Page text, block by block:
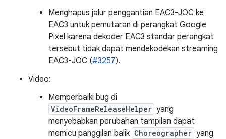
Menghapus jalur penggantian EAC3-JOC ke
EAC3 untuk pemutaran di perangkat Google
Pixel karena dekoder EAC3 standar perangkat
tersebut tidak dapat mendekodekan streaming
EAC3-JOC (#3257).
Video:
Memperbaiki bug di
VideoFrameReleaseHelper yang
menyebabkan perubahan tampilan dapat
memicu panggilan balik Choreographer yang